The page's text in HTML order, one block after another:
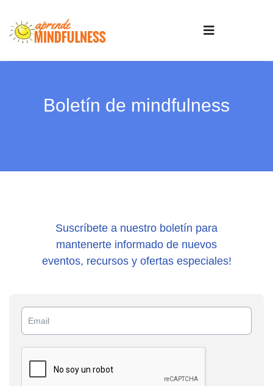
Boletín de mindfulness
Suscríbete a nuestro boletín para
mantenerte informado de nuevos
eventos, recursos y ofertas especiales!